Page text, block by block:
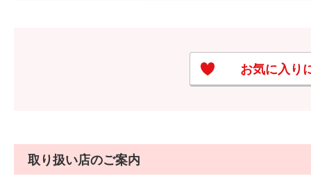
お気に入り
取り扱い店のご案内